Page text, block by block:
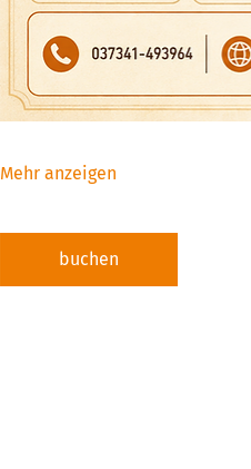
Mehr anzeigen
buchen